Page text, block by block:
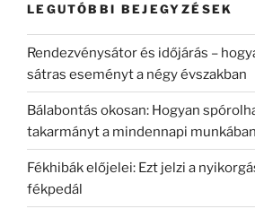
LEGUTÓBBI BEJEGYZÉSEK
Rendezvénysátor és időjárás –
sátras eseményt a négy évszakban
Bálabontás okosan: Hogyan
takarmányt a mindennapi
Fékhibák előjelei: Ezt jelzi a
fékpedál